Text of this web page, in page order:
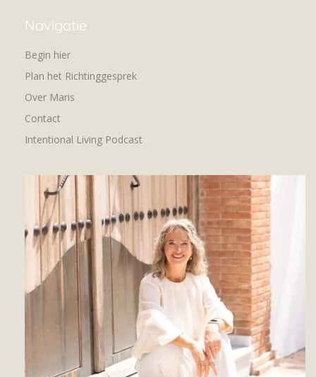
Navigatie
Begin hier
Plan het Richtinggesprek
Over Maris
Contact
Intentional Living Podcast